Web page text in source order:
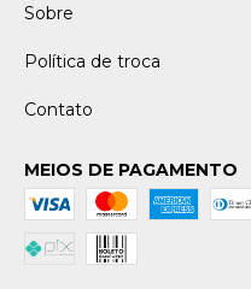
Sobre
Política de troca
Contato
MEIOS DE PAGAMENTO